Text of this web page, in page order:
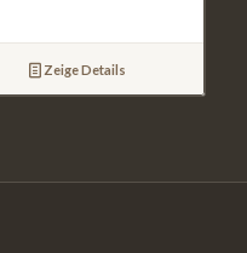
Zeige Details